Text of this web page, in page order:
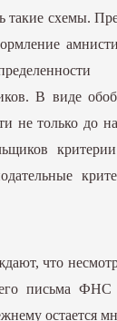
такие схемы.
В виде
не только до
что
письма
остается